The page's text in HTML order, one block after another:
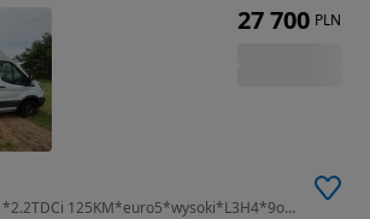
2198 cm3 • 125 KM • *2.2TDCi 125KM*euro5*wysoki*L3H4*9osób*serwis*silnik-problem*z Niemiec
27 700 PLN